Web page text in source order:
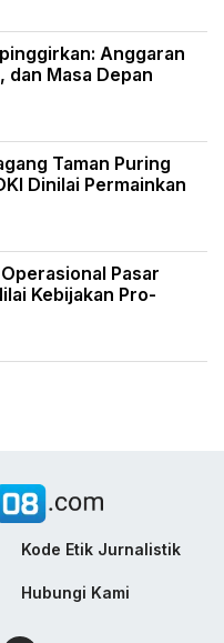
Anggaran
dan Masa Depan
Taman Puring
Dinilai Permainkan
Pasar
Kebijakan Pro-
Kode Etik Jurnalistik
Hubungi Kami